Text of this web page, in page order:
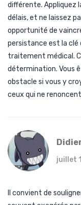
différente. Appliquez
délais, et ne laissez
opportunité de
persistance est la clé
traitement médical.
détermination. Vous
obstacle si vous y
ceux qui ne
juillet
Il convient de